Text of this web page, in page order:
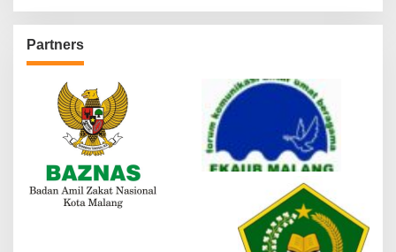
Partners